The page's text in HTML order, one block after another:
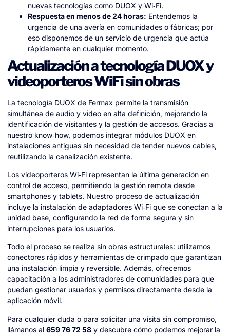
nuevas tecnologías como DUOX y Wi‑Fi.
Respuesta en menos de 24 horas: Entendemos la
urgencia de una avería en comunidades o fábricas; por
eso disponemos de un servicio de urgencia que actúa
rápidamente en cualquier momento.
Actualización a tecnología DUOX y
videoporteros WiFi sin obras
La tecnología DUOX de Fermax permite la transmisión
simultánea de audio y video en alta definición, mejorando la
identificación de visitantes y la gestión de accesos. Gracias a
nuestro know‑how, podemos integrar módulos DUOX en
instalaciones antiguas sin necesidad de tender nuevos cables,
reutilizando la canalización existente.
Los videoporteros Wi‑Fi representan la última generación en
control de acceso, permitiendo la gestión remota desde
smartphones y tablets. Nuestro proceso de actualización
incluye la instalación de adaptadores Wi‑Fi que se conectan a la
unidad base, configurando la red de forma segura y sin
interrupciones para los usuarios.
Todo el proceso se realiza sin obras estructurales: utilizamos
conectores rápidos y herramientas de crimpado que garantizan
una instalación limpia y reversible. Además, ofrecemos
capacitación a los administradores de comunidades para que
puedan gestionar usuarios y permisos directamente desde la
aplicación móvil.
Para cualquier duda o para solicitar una visita sin compromiso,
llámanos al 659 76 72 58 y descubre cómo podemos mejorar la